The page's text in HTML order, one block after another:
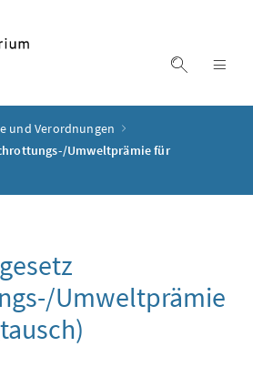
Suche
und Verordnungen
Umweltprämie für
Umweltprämie